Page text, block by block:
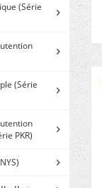
(Série
(Série
PKR)